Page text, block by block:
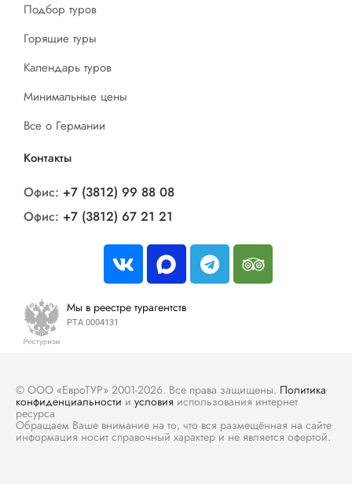
Подбор туров
Горящие туры
Календарь туров
Минимальные цены
Все о Германии
Контакты
Офис: +7 (3812) 99 88 08
Офис: +7 (3812) 67 21 21
Мы в реестре турагентств
РТА 0004131
© ООО «ЕвроТУР» 2001-2026. Все права защищены. Политика
конфиденциальности и условия использования интернет
ресурса
Обращаем Ваше внимание на то, что вся размещённая на сайте
информация носит справочный характер и не является офертой.